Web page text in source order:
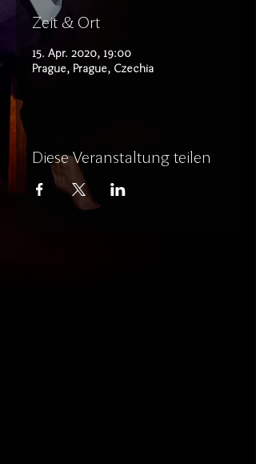
Zeit & Ort
15. Apr. 2020, 19:00
Prague, Prague, Czechia
Diese Veranstaltung teilen